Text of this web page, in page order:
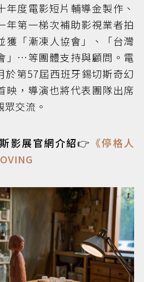
年度電影短片輔導金製作、
年第一梯次補助影視業者拍
獲「漸凍人協會」、「台灣
」…等團體支持與顧問。電
於第57屆西班牙錫切斯奇幻
映，導演也將代表團隊出席
交流。
影展官網介紹👉 《停格人